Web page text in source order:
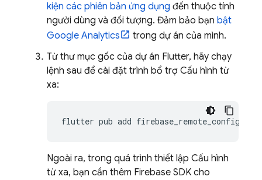
kiện các phiên bản ứng dụng đến thuộc tính
người dùng và đối tượng. Đảm bảo bạn bật
Google Analytics
trong dự án của mình.
Từ thư mục gốc của dự án Flutter, hãy chạy
lệnh sau để cài đặt trình bổ trợ Cấu hình từ
xa:
flutter pub add
Ngoài ra, trong quá trình thiết lập Cấu hình
từ xa, bạn cần thêm Firebase SDK cho